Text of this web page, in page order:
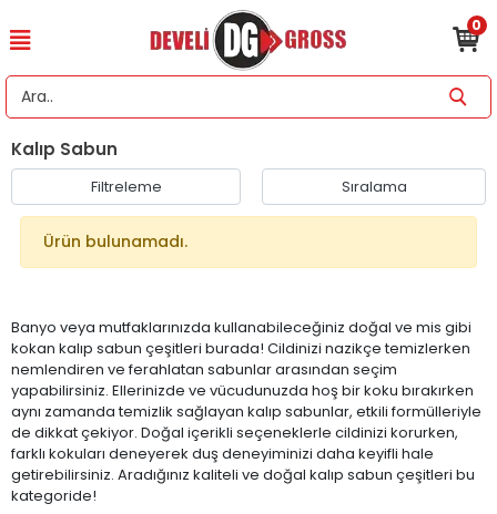
0
Kalıp Sabun
Filtreleme Sıralama
Ürün bulunamadı.
Banyo veya mutfaklarınızda kullanabileceğiniz doğal ve mis gibi
kokan kalıp sabun çeşitleri burada! Cildinizi nazikçe temizlerken
nemlendiren ve ferahlatan sabunlar arasından seçim
yapabilirsiniz. Ellerinizde ve vücudunuzda hoş bir koku bırakırken
aynı zamanda temizlik sağlayan kalıp sabunlar, etkili formülleriyle
de dikkat çekiyor. Doğal içerikli seçeneklerle cildinizi korurken,
farklı kokuları deneyerek duş deneyiminizi daha keyifli hale
getirebilirsiniz. Aradığınız kaliteli ve doğal kalıp sabun çeşitleri bu
kategoride!